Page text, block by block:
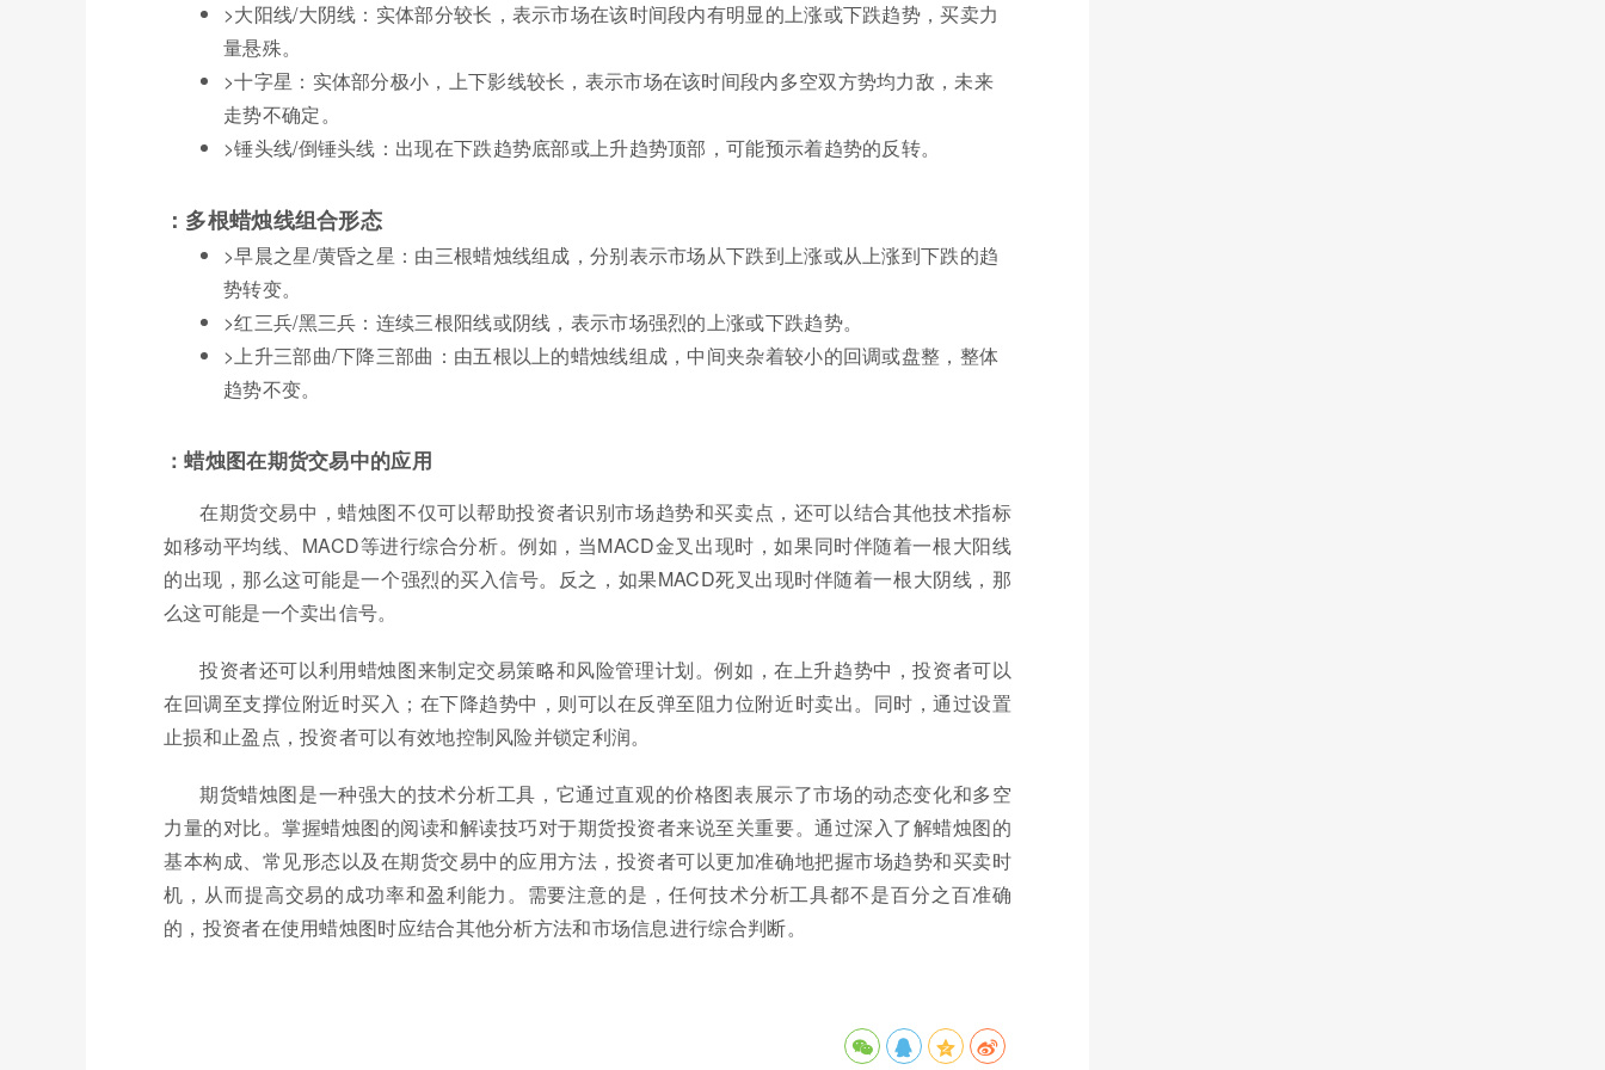
>大阳线/大阴线：实体部分较长，表示市场在该时间段内有明显的上涨或下跌趋势，买卖力
量悬殊。
>十字星：实体部分极小，上下影线较长，表示市场在该时间段内多空双方势均力敌，未来
走势不确定。
>锤头线/倒锤头线：出现在下跌趋势底部或上升趋势顶部，可能预示着趋势的反转。
：多根蜡烛线组合形态
>早晨之星/黄昏之星：由三根蜡烛线组成，分别表示市场从下跌到上涨或从上涨到下跌的趋
势转变。
>红三兵/黑三兵：连续三根阳线或阴线，表示市场强烈的上涨或下跌趋势。
>上升三部曲/下降三部曲：由五根以上的蜡烛线组成，中间夹杂着较小的回调或盘整，整体
趋势不变。
：蜡烛图在期货交易中的应用
在期货交易中，蜡烛图不仅可以帮助投资者识别市场趋势和买卖点，还可以结合其他技术指标
如移动平均线、MACD等进行综合分析。例如，当MACD金叉出现时，如果同时伴随着一根大阳线
的出现，那么这可能是一个强烈的买入信号。反之，如果MACD死叉出现时伴随着一根大阴线，那
么这可能是一个卖出信号。
投资者还可以利用蜡烛图来制定交易策略和风险管理计划。例如，在上升趋势中，投资者可以
在回调至支撑位附近时买入；在下降趋势中，则可以在反弹至阻力位附近时卖出。同时，通过设置
止损和止盈点，投资者可以有效地控制风险并锁定利润。
期货蜡烛图是一种强大的技术分析工具，它通过直观的价格图表展示了市场的动态变化和多空
力量的对比。掌握蜡烛图的阅读和解读技巧对于期货投资者来说至关重要。通过深入了解蜡烛图的
基本构成、常见形态以及在期货交易中的应用方法，投资者可以更加准确地把握市场趋势和买卖时
机，从而提高交易的成功率和盈利能力。需要注意的是，任何技术分析工具都不是百分之百准确
的，投资者在使用蜡烛图时应结合其他分析方法和市场信息进行综合判断。